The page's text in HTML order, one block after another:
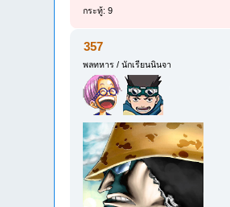
กระทู้: 9
357
พลทหาร / นักเรียนนินจา